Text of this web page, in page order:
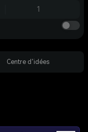
1
Centre d’idées